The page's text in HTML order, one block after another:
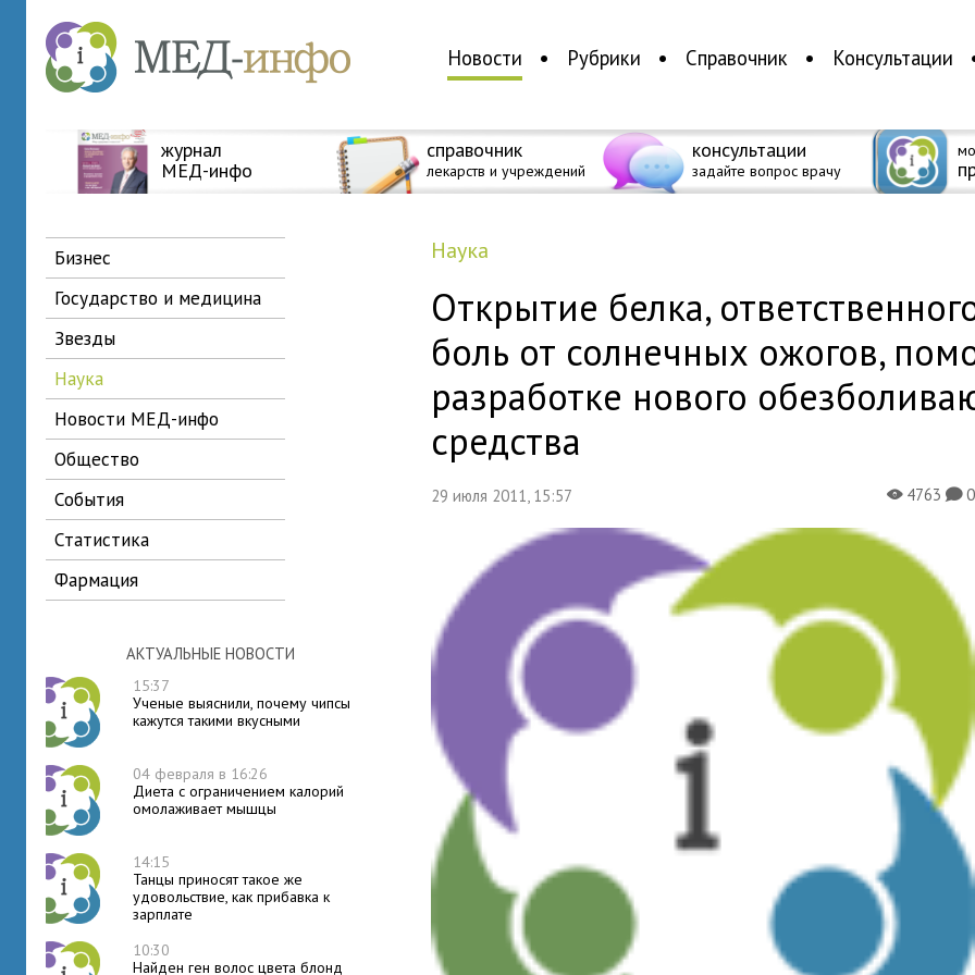
Новости Рубрики Справочник Консультации
журнал
МЕД-инфо
справочник
лекарств и учреждений
консультации
задайте вопрос врачу
бизнес
государство и медицина
звезды
наука
новости МЕД-инфо
общество
события
статистика
фармация
АКТУАЛЬНЫЕ НОВОСТИ
15:37
Ученые выяснили, почему чипсы
кажутся такими вкусными
04 февраля в 16:26
Диета с ограничением калорий
омолаживает мышцы
14:15
Танцы приносят такое же
удовольствие, как прибавка к
зарплате
10:30
Найден ген волос цвета блонд
наука
Открытие белка,
боль от солнечных ожогов,
разработке нового
средства
29 июля 2011, 15:57 X4763K0